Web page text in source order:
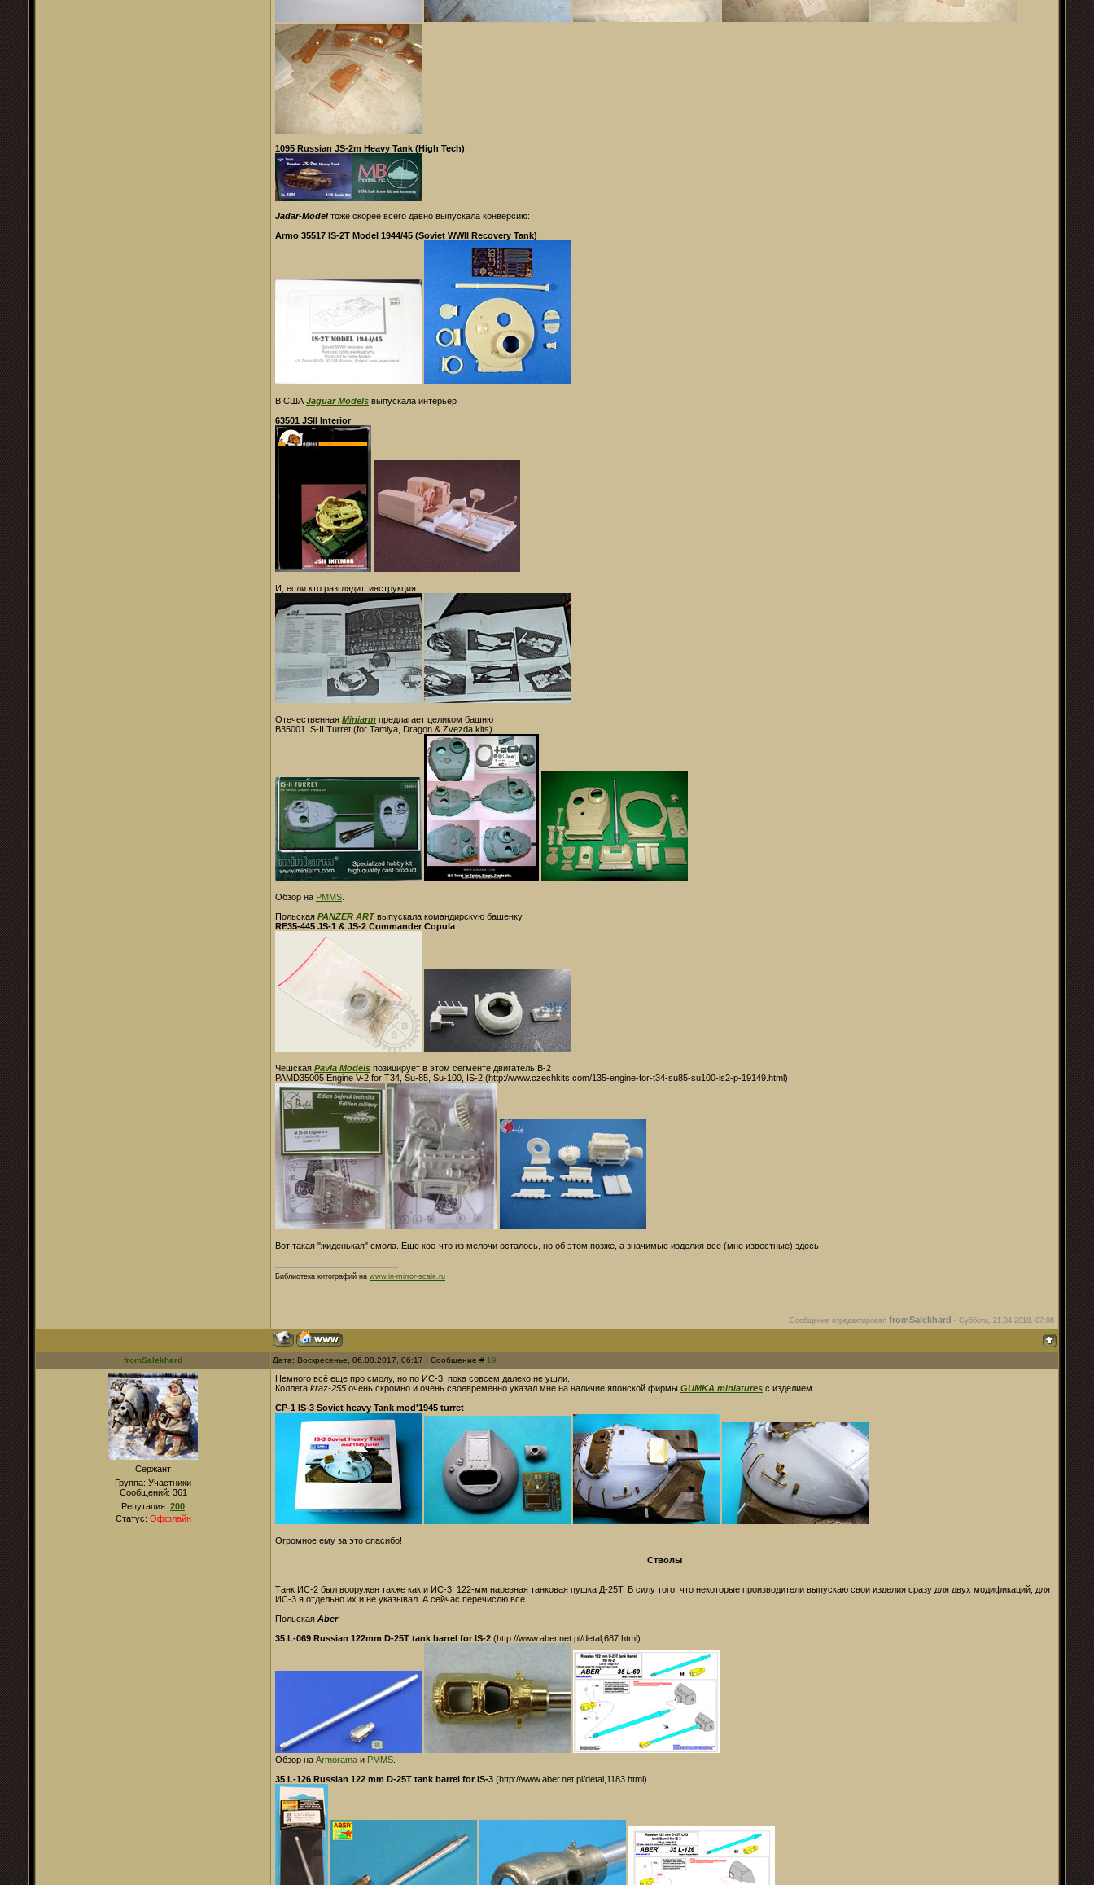
1095 Russian JS-2m Heavy Tank (High Tech)
Jadar-Modelтоже скорее всего давно выпускала конверсию:
Armo 35517 IS-2T Model 1944/45 (Soviet WWII Recovery Tank)
В США Jaguar Models выпускала интерьер
63501 JSII Interior
И, если кто разглядит, инструкция
Отечественная Miniarm предлагает целиком башню
B35001 IS-II Turret (for Tamiya, Dragon & Zvezda kits)
Обзор на PMMS
Польская PANZER ARTвыпускала командирскую башенку
RE35-445 JS-1 & JS-2 Commander Copula
Чешская Pavla Models позицирует в этом сегменте двигатель В-2
PAMD35005 Engine V-2 for T34, Su-85, Su-100, IS-2 (http://www.czechkits.com/135-engine-for-t34-su85-su100-is2-p-19149.html)
Вот такая "жиденькая" смола. Еще кое-что из мелочи осталось, но об этом позже, а значимые изделия все (мне известные) здесь.
Библиотека китографий на www.in-mirror-scale.ru
Сообщение отредактировал fromSalekhard - Суббота, 21.04.2018, 07:08
fromSalekhard Дата: Воскресенье, 06.08.2017, 06:17 | Сообщение # 19
Сержант
Группа: Участники
Сообщений: 361
Репутация: 200
Статус: Оффлайн
Немного всё еще про смолу, но по ИС-3, пока совсем далеко не ушли.
Коллега kraz-255 очень скромно и очень своевременно указал мне на наличие японской фирмы GUMKA miniatures с изделием
CP-1 IS-3 Soviet heavy Tank mod'1945 turret
Огромное ему за это спасибо!
Стволы
Танк ИС-2 был вооружен также как и ИС-3: 122-мм нарезная танковая пушка Д-25Т. В силу того, что некоторые производители выпускаю свои изделия сразу для двух модификаций, для
ИС-3 я отдельно их и не указывал. А сейчас перечислю все.
Польская Aber
35 L-069 Russian 122mm D-25T tank barrel for IS-2 (http://www.aber.net.pl/detal,687.html)
Обзор на Armorama и PMMS
35 L-126 Russian 122 mm D-25T tank barrel for IS-3 (http://www.aber.net.pl/detal,1183.html)